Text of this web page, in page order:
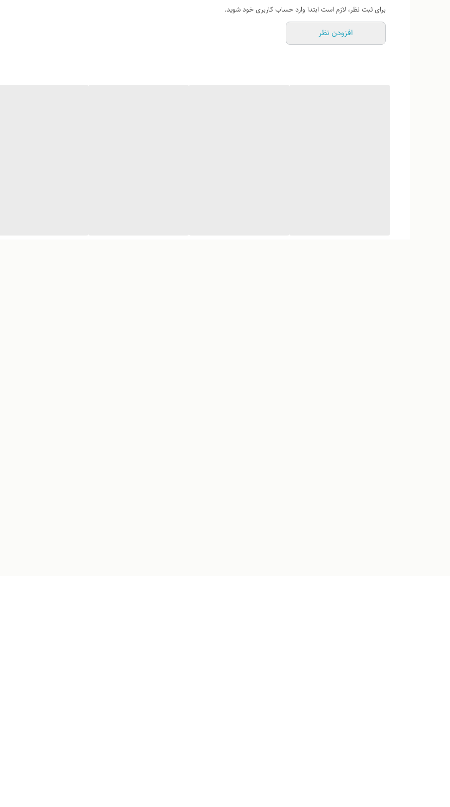
برای ثبت نظر، لازم است ابتدا وارد حساب کاربری خود شوید.
افزودن نظر